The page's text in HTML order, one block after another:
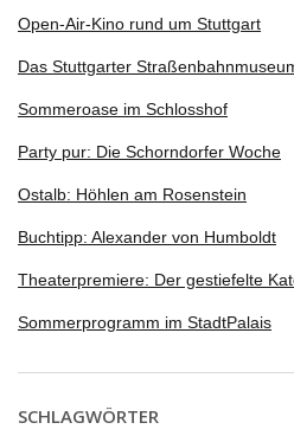
Open-Air-Kino rund um Stuttgart
Das Stuttgarter
Sommeroase im Schlosshof
Party pur: Die Schorndorfer Woche
Ostalb: Höhlen am Rosenstein
Buchtipp: Alexander von Humboldt
Theaterpremiere: Der gestiefelte
Sommerprogramm im StadtPalais
SCHLAGWÖRTER